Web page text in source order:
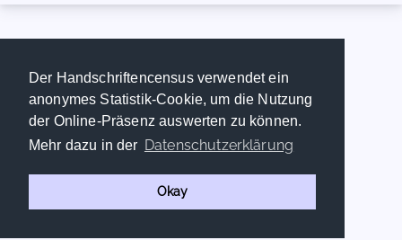
Der Handschriftencensus verwendet ein
anonymes Statistik-Cookie, um die Nutzung
der Online-Präsenz auswerten zu können.
Mehr dazu in der Datenschutzerklärung
Okay